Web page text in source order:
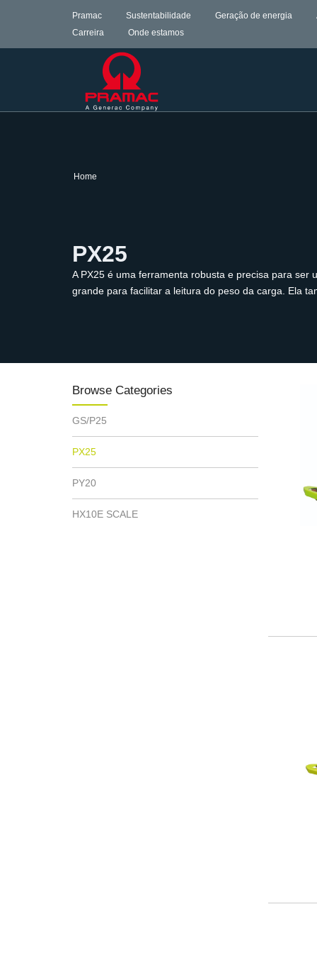
Pramac Sustentabilidade Geração de energia
Carreira
Onde estamos
Home
PX25
A PX25 é uma ferramenta robusta e precisa para
grande para facilitar a leitura do peso da carga. Ela
Browse Categories
GS/P25
PX25
PY20
HX10E SCALE